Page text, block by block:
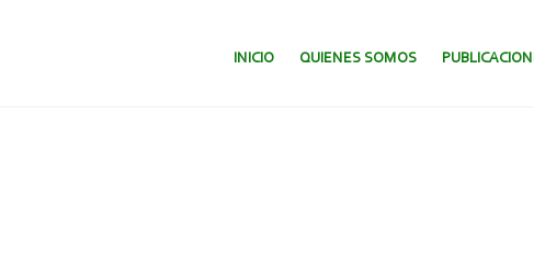
SALTAR AL CONTENIDO.
INICIO QUIENES SOMOS